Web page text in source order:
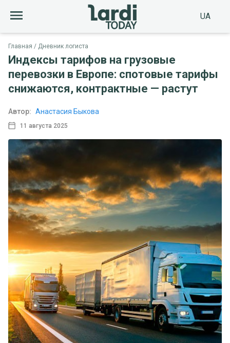
UA
Главная Дневник логиста
Индексы тарифов на грузовые
перевозки в Европе: спотовые тарифы
снижаются, контрактные — растут
11 августа 2025
Автор: Анастасия Быкова